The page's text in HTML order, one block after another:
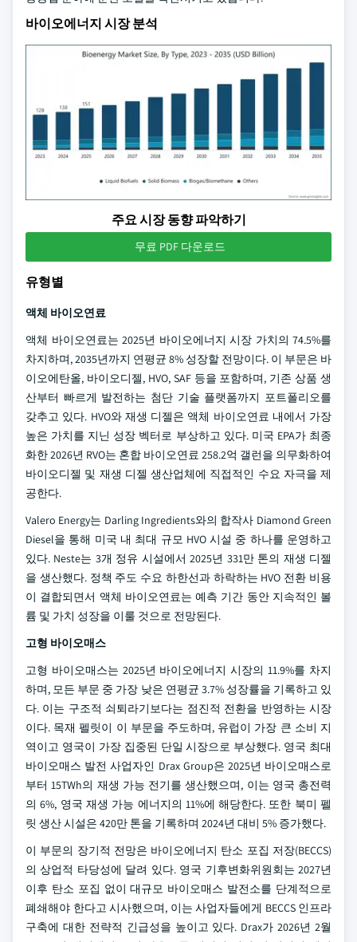
바이오에너지 시장 분석
주요 시장 동향 파악하기
무료 PDF 다운로드
유형별
액체 바이오연료
액체 바이오연료는 2025년 바이오에너지 시장 가치의 74.5%를
차지하며, 2035년까지 연평균 8% 성장할 전망이다. 이 부문은 바
이오에탄올, 바이오디젤, HVO, SAF 등을 포함하며, 기존 상품 생
산부터 빠르게 발전하는 첨단 기술 플랫폼까지 포트폴리오를
갖추고 있다. HVO와 재생 디젤은 액체 바이오연료 내에서 가장
높은 가치를 지닌 성장 벡터로 부상하고 있다. 미국 EPA가 최종
화한 2026년 RVO는 혼합 바이오연료 258.2억 갤런을 의무화하여
바이오디젤 및 재생 디젤 생산업체에 직접적인 수요 자극을 제
공한다.
Valero Energy는 Darling Ingredients와의 합작사 Diamond Green
Diesel을 통해 미국 내 최대 규모 HVO 시설 중 하나를 운영하고
있다. Neste는 3개 정유 시설에서 2025년 331만 톤의 재생 디젤
을 생산했다. 정책 주도 수요 하한선과 하락하는 HVO 전환 비용
이 결합되면서 액체 바이오연료는 예측 기간 동안 지속적인 볼
륨 및 가치 성장을 이룰 것으로 전망된다.
고형 바이오매스
고형 바이오매스는 2025년 바이오에너지 시장의 11.9%를 차지
하며, 모든 부문 중 가장 낮은 연평균 3.7% 성장률을 기록하고 있
다. 이는 구조적 쇠퇴라기보다는 점진적 전환을 반영하는 시장
이다. 목재 펠릿이 이 부문을 주도하며, 유럽이 가장 큰 소비 지
역이고 영국이 가장 집중된 단일 시장으로 부상했다. 영국 최대
바이오매스 발전 사업자인 Drax Group은 2025년 바이오매스로
부터 15TWh의 재생 가능 전기를 생산했으며, 이는 영국 총전력
의 6%, 영국 재생 가능 에너지의 11%에 해당한다. 또한 북미 펠
릿 생산 시설은 420만 톤을 기록하며 2024년 대비 5% 증가했다.
이 부문의 장기적 전망은 바이오에너지 탄소 포집 저장(BECCS)
의 상업적 타당성에 달려 있다. 영국 기후변화위원회는 2027년
이후 탄소 포집 없이 대규모 바이오매스 발전소를 단계적으로
폐쇄해야 한다고 시사했으며, 이는 사업자들에게 BECCS 인프라
구축에 대한 전략적 긴급성을 높이고 있다. Drax가 2026년 2월